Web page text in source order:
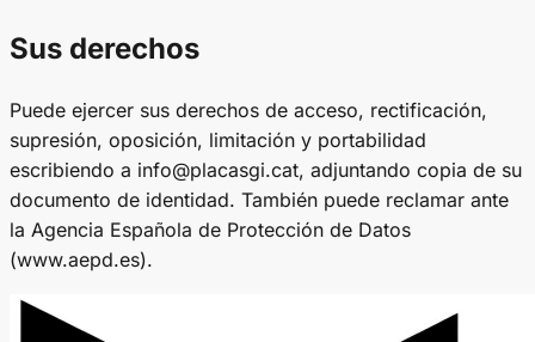
Sus derechos
Puede ejercer sus derechos de acceso, rectificación,
supresión, oposición, limitación y portabilidad
escribiendo a info@placasgi.cat, adjuntando copia de su
documento de identidad. También puede reclamar ante
la Agencia Española de Protección de Datos
(www.aepd.es).